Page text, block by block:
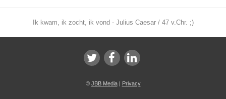
Ik kwam, ik zocht, ik vond - Julius Caesar / 47 v.Chr. ;)
© JBB Media| Privacy